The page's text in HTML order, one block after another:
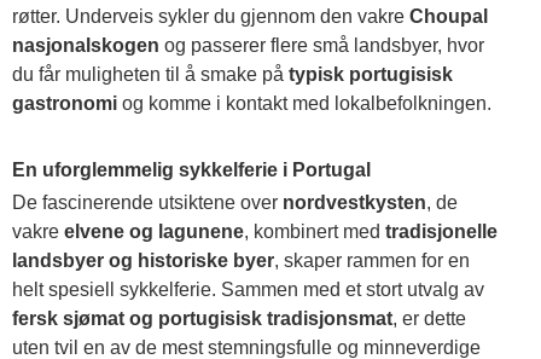
røtter. Underveis sykler du gjennom den vakre Choupal
nasjonalskogen og passerer flere små landsbyer, hvor
du får muligheten til å smake på typisk portugisisk
gastronomi og komme i kontakt med lokalbefolkningen.
En uforglemmelig sykkelferie i Portugal
De fascinerende utsiktene over nordvestkysten, de
vakre elvene og lagunene, kombinert med tradisjonelle
landsbyer og historiske byer, skaper rammen for en
helt spesiell sykkelferie. Sammen med et stort utvalg av
fersk sjømat og portugisisk tradisjonsmat, er dette
uten tvil en av de mest stemningsfulle og minneverdige